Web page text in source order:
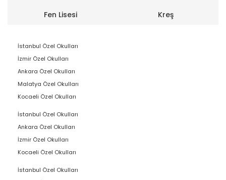
Fen Lisesi
Kreş
İstanbul Özel Okulları
İzmir Özel Okulları
Ankara Özel Okulları
Malatya Özel Okulları
Kocaeli Özel Okulları
İstanbul Özel Okulları
Ankara Özel Okulları
İzmir Özel Okulları
Kocaeli Özel Okulları
İstanbul Özel Okulları